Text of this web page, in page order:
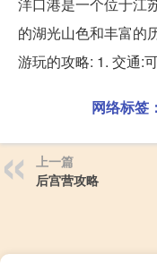
洋口港是一个位于江
的湖光山色和丰富的
游玩的攻略: 1. 交通:
网络标签：
上一篇
后宫营攻略